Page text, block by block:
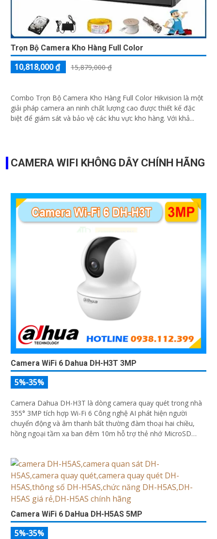
Trọn Bộ Camera Kho Hàng Full Color
10,818,000 ₫ 15,879,000 ₫
Combo Trọn Bộ Camera Kho Hàng Full Color Hikvision là một
giải pháp camera an ninh chất lượng cao được thiết kế đặc
biệt để giám sát và bảo vệ các khu vực kho hàng. Với khả...
CAMERA WIFI KHÔNG DÂY CHÍNH HÃNG
Camera WiFi 6 Dahua DH-H3T 3MP
5%-35%
Camera Dahua DH-H3T là dòng camera quay quét trong nhà
355° 3MP tích hợp Wi-Fi 6 Công nghệ AI phát hiện người
chuyển động và âm thanh bất thường đàm thoại hai chiều,
hồng ngoại tầm xa ban đêm 10m hỗ trợ thẻ nhớ MicroSD
Camera WiFi 6 DaHua DH-H5AS 5MP
5%-35%